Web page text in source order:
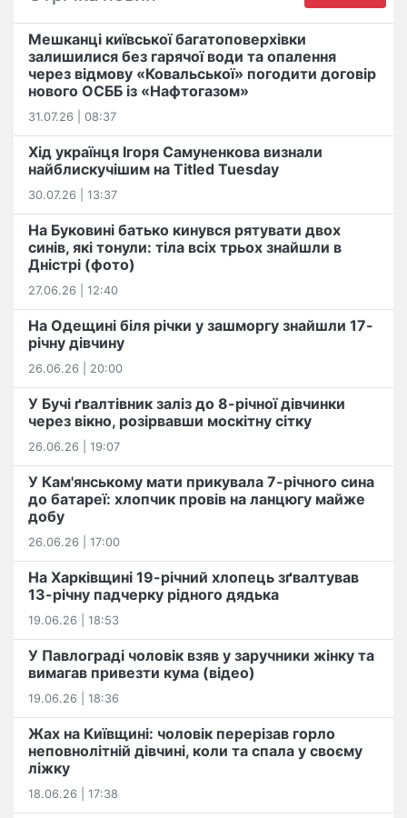
Мешканці київської багатоповерхівки
залишилися без гарячої води та опалення
через відмову «Ковальської» погодити договір
нового ОСББ із «Нафтогазом»
31.07.26 | 08:37
Хід українця Ігоря Самуненкова визнали
найблискучішим на Titled Tuesday
30.07.26 | 13:37
На Буковині батько кинувся рятувати двох
синів, які тонули: тіла всіх трьох знайшли в
Дністрі (фото)
27.06.26 | 12:40
На Одещині біля річки у зашморгу знайшли 17-
річну дівчину
26.06.26 | 20:00
У Бучі ґвалтівник заліз до 8-річної дівчинки
через вікно, розірвавши москітну сітку
26.06.26 | 19:07
У Кам'янському мати прикувала 7-річного сина
до батареї: хлопчик провів на ланцюгу майже
добу
26.06.26 | 17:00
На Харківщині 19-річний хлопець​ ️зґвалтував
13-річну падчерку рідного дядька
19.06.26 | 18:53
У Павлограді чоловік взяв у заручники жінку та
вимагав привезти кума (відео)
19.06.26 | 18:36
Жах на Київщині: чоловік перерізав горло
неповнолітній дівчині, коли та спала у своєму
ліжку
18.06.26 | 17:38